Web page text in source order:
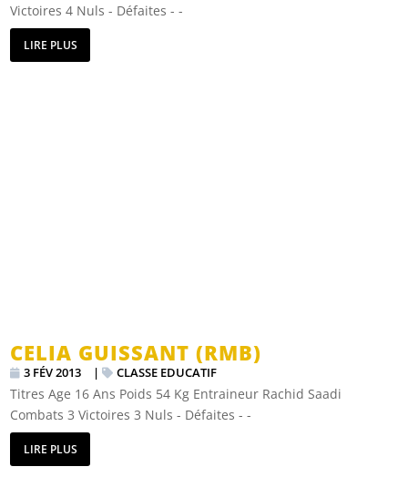
Victoires 4 Nuls - Défaites - -
LIRE PLUS
CELIA GUISSANT (RMB)
3 FÉV 2013 | CLASSE EDUCATIF
Titres Age 16 Ans Poids 54 Kg Entraineur Rachid Saadi
Combats 3 Victoires 3 Nuls - Défaites - -
LIRE PLUS